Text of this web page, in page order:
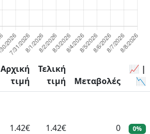
Αρχική
τιμή
Τελική
τιμή
Μεταβολές
📈 |
📉
1.42€ 1.42€ 0 0%